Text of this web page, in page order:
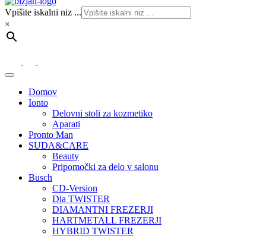
Vpišite iskalni niz ...
×
Domov
Ionto
Delovni stoli za kozmetiko
Aparati
Pronto Man
SUDA&CARE
Beauty
Pripomočki za delo v salonu
Busch
CD-Version
Dia TWISTER
DIAMANTNI FREZERJI
HARTMETALL FREZERJI
HYBRID TWISTER